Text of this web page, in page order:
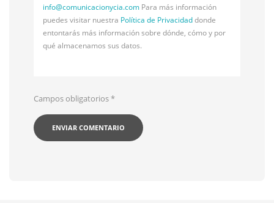
info@comunicacionycia.com Para más información
puedes visitar nuestra Política de Privacidaddonde
entontarás más información sobre dónde, cómo y por
qué almacenamos sus datos.
Campos obligatorios*